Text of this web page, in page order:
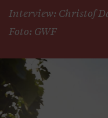
Interview: Christof
Foto: GWF